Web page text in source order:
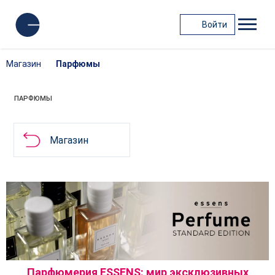
Войти
Магазин Парфюмы
ПАРФЮМЫ
Магазин
Парфюмерия ESSENS: мир эксклюзивных